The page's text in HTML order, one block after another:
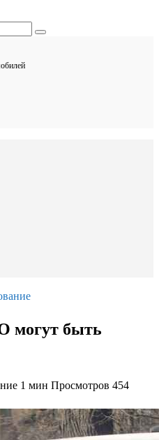
могут быть
1 мин Просмотров 454